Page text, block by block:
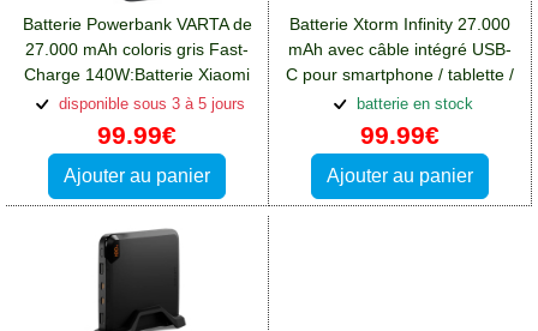
Batterie Powerbank VARTA de
27.000 mAh coloris gris Fast-
Charge 140W:Batterie Xiaomi
Redmi Note 12(5G)
disponible sous 3 à 5 jours
99.99€
Ajouter au panier
Batterie Xtorm Infinity 27.000
mAh avec câble intégré USB-
C pour smartphone / tablette /
ordinateur
batterie en stock
99.99€
Ajouter au panier